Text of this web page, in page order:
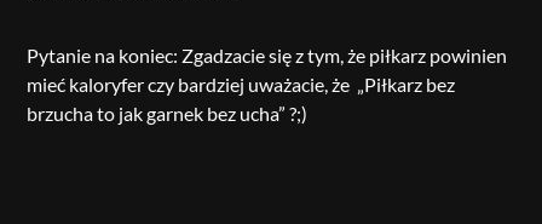
Pytanie na koniec: Zgadzacie się z tym, że piłkarz powinien
mieć kaloryfer czy bardziej uważacie, że „Piłkarz bez
brzucha to jak garnek bez ucha” ?;)